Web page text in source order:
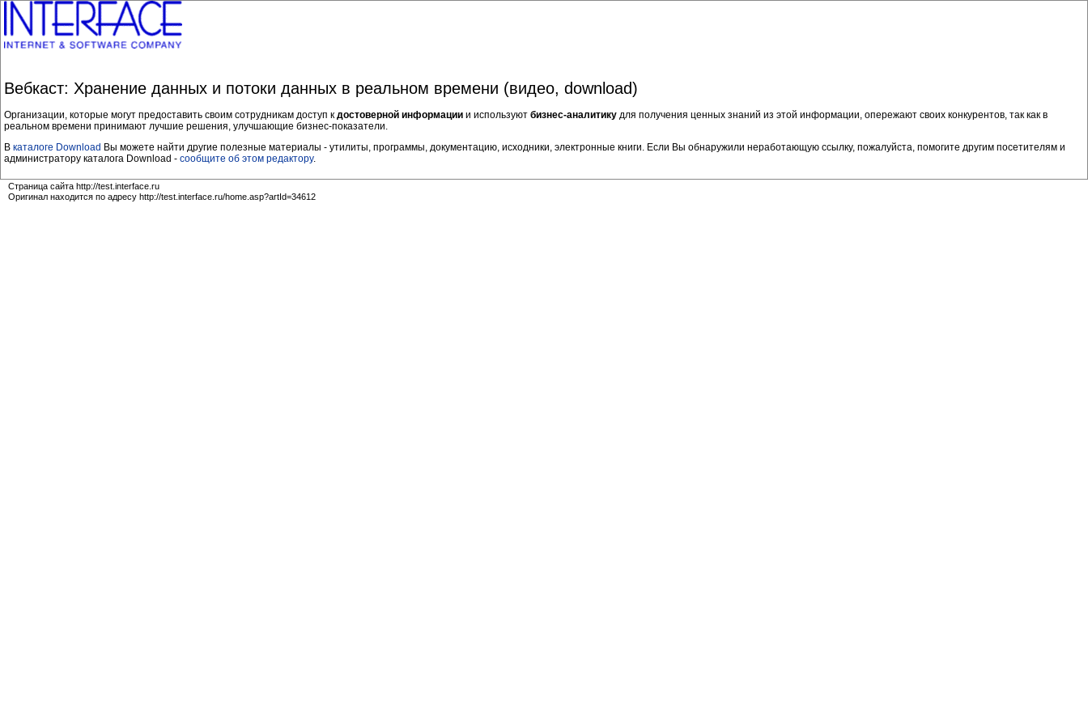
Вебкаст: Хранение данных и потоки данных в реальном времени (видео, download)
Организации, которые могут предоставить своим сотрудникам доступ к достоверной информации и используют бизнес-аналитику для получения ценных знаний из этой информации, опережают своих конкурентов, так как в
реальном времени принимают лучшие решения, улучшающие бизнес-показатели.
В каталоге Download Вы можете найти другие полезные материалы - утилиты, программы, документацию, исходники, электронные книги. Если Вы обнаружили неработающую ссылку, пожалуйста, помогите другим посетителям и
администратору каталога Download - сообщите об этом редактору.
Страница сайта http://test.interface.ru
Оригинал находится по адресу http://test.interface.ru/home.asp?artId=34612